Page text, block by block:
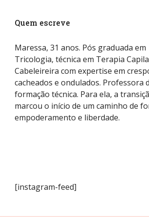
Quem escreve
Maressa, 31 anos. Pós graduada em
Tricologia, técnica em Terapia
Cabeleireira com expertise em
cacheados e ondulados. Professora
formação técnica. Para ela, a
marcou o início de um caminho de
empoderamento e liberdade.
[instagram-feed]